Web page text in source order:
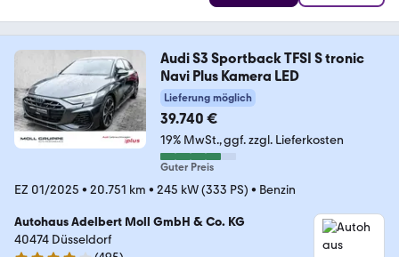
Audi S3 Sportback TFSI S tronic
Navi Plus Kamera LED
Lieferung möglich
39.740 €
19% MwSt. ggf. zzgl. Lieferkosten
Guter Preis
EZ 01/2025 • 20.751 km • 245 kW (333 PS) • Benzin
Autohaus Adelbert Moll GmbH & Co. KG
40474 Düsseldorf